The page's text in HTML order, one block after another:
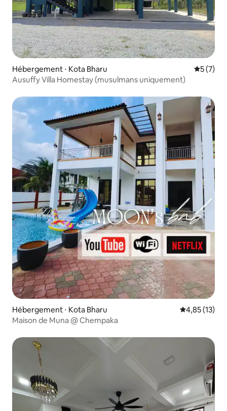
Hébergement ⋅ Kota Bharu
5 (7)
Ausuffy Villa Homestay (musulmans uniquement)
Hébergement ⋅ Kota Bharu Évaluation
4,85 (13)
Maison de Muna @ Chempaka